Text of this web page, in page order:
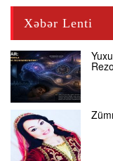
Xəbər Lenti